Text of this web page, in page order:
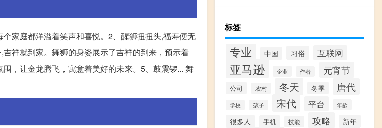
家庭都洋溢着笑声和喜悦。2、醒狮扭扭头,福寿便无
祥就到家。舞狮的身姿展示了吉祥的到来，预示着
，让金龙腾飞，寓意着美好的未来。5、鼓震锣... 舞
标签
专业 中国 习俗 互联网
亚马逊 企业 作者 元宵节
公司 农村 冬天 冬季 唐代
学校 孩子 宋代 平台 年龄
很多人 手机 技能 攻略 新年